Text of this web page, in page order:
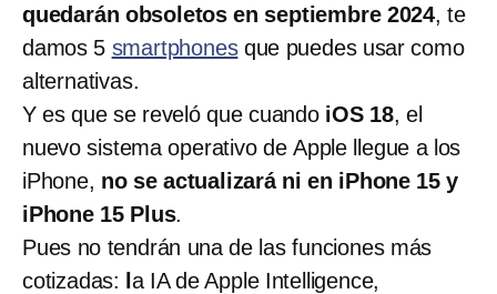
quedarán obsoletos en septiembre 2024, te
damos 5 smartphonesque puedes usar como
alternativas.
Y es que se reveló que cuando iOS 18, el
nuevo sistema operativo de Apple llegue a los
iPhone, no se actualizará ni en iPhone 15 y
iPhone 15 Plus.
Pues no tendrán una de las funciones más
cotizadas: la IA de Apple Intelligence,